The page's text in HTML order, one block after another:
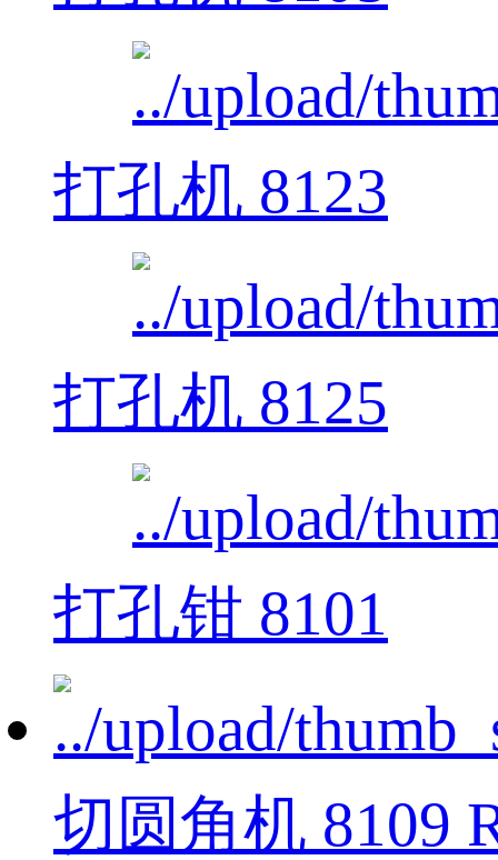
打孔机 8123
打孔机 8125
打孔钳 8101
切圆角机 8109